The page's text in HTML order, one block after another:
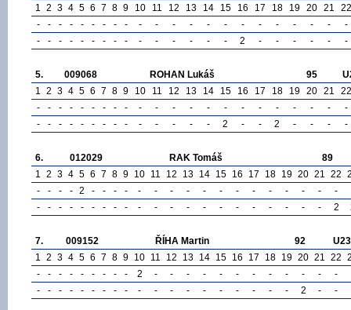
1 2 3 4 5 6 7 8 9 10 11 12 13 14 15 16 17 18 19 20 21
22
-
- - - - - - - - - - - - - - - - - - - -
-
-
- - - - - - - - - - - - - - 2 - - - - - -
5. 009068 ROHAN Lukáš 95
1 2 3 4 5 6 7 8 9 10 11 12 13 14 15 16 17 18 19 20 21
22
-
- - - - - - - - - - - - - - - - - - - -
-
-
- - - - - - - - - - - - - 2 - - 2 - - - -
6. 012029 RAK Tomáš
89
1 2 3 4 5 6 7 8 9 10 11 12 13 14 15 16 17 18 19 20 21 22
-
- - - 2 - - - - - - - - - - - - - - - -
-
-
- - - - - - - - - - - - - - - - - - - - 2
7. 009152 ŘÍHA Martin 92
U23
1 2 3 4 5 6 7 8 9 10 11 12 13 14 15 16 17 18 19 20 21 22
-
- - - - - - - - 2 - - - - - - - - - - -
-
-
- - - - - - - - - - - - - - - - - - 2 - -